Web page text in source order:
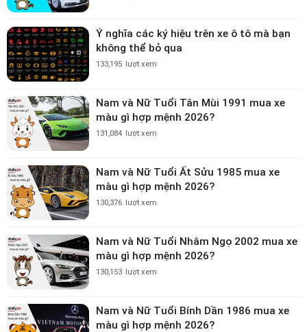
Ý nghĩa các ký hiệu trên xe ô tô mà bạn
không thể bỏ qua
133,195 lượt xem
Nam và Nữ Tuổi Tân Mùi 1991 mua xe
màu gì hợp mệnh 2026?
131,084 lượt xem
Nam và Nữ Tuổi Ất Sửu 1985 mua xe
màu gì hợp mệnh 2026?
130,376 lượt xem
Nam và Nữ Tuổi Nhâm Ngọ 2002 mua xe
màu gì hợp mệnh 2026?
130,153 lượt xem
Nam và Nữ Tuổi Bính Dần 1986 mua xe
màu gì hợp mệnh 2026?